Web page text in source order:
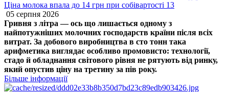
Ціна молока впала до 14 грн при собівартості 13
05 серпня 2026
Гривня з літра — ось що лишається одному з
найпотужніших молочних господарств країни після всіх
витрат. За добового виробництва в сто тонн така
арифметика виглядає особливо промовисто: технології,
стадо й обладнання світового рівня не рятують від ринку,
який опустив ціну на третину за пів року.
Більше інформації